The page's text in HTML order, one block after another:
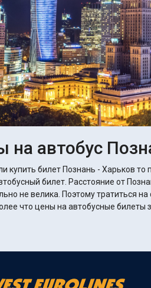
на автобус
купить билет Познань - Харьков то
билет. Расстояние от
не велика. Поэтому тратиться
что цены на автобусные билеты